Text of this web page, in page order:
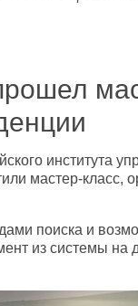
института
мастер-класс,
поиска и
из системы на